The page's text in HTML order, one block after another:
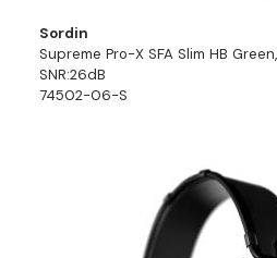
Sordin
Supreme Pro-X SFA Slim HB Green,
SNR:26dB
74502-06-S